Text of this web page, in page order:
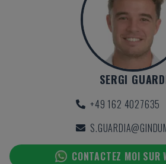
SERGI
+49 162 4027635
CONTACTEZ MOI SUR